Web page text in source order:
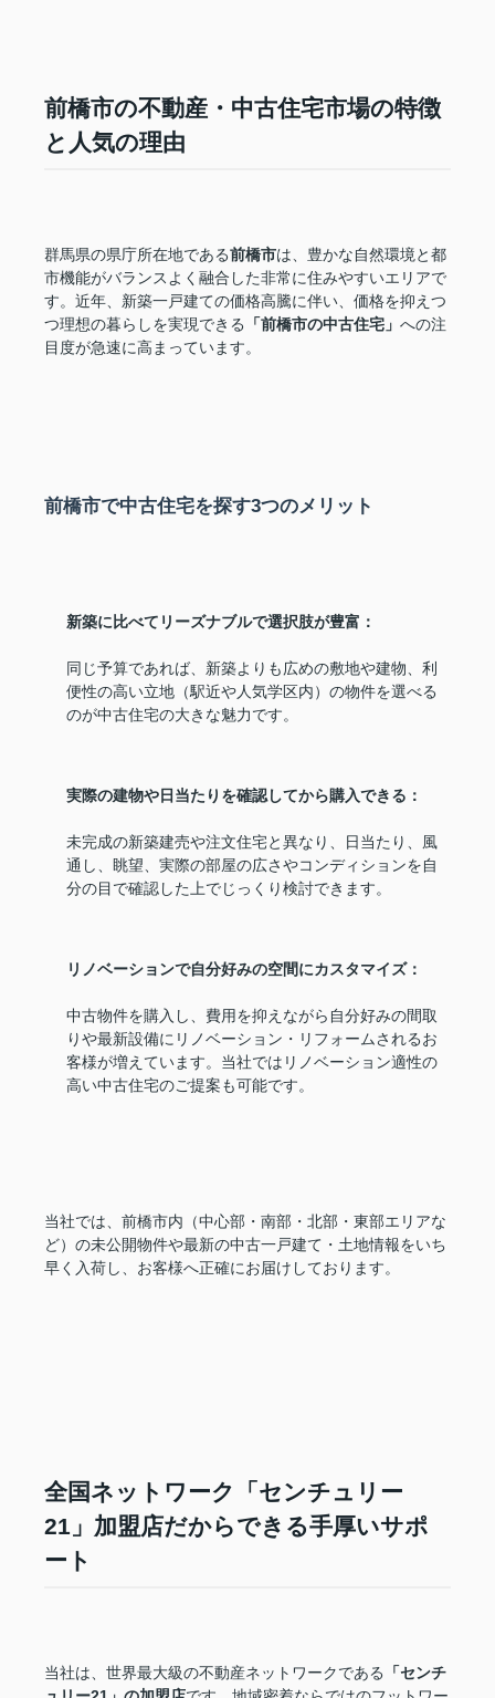
前橋市の不動産・中古住宅市場の特徴
と人気の理由
群馬県の県庁所在地である前橋市は、豊かな自然環境と都
市機能がバランスよく融合した非常に住みやすいエリアで
す。近年、新築一戸建ての価格高騰に伴い、価格を抑えつ
つ理想の暮らしを実現できる
「前橋市の中古住宅」 への注
目度が急速に高まっています。
前橋市で中古住宅を探す3つのメリット
新築に比べてリーズナブルで選択肢が豊富：
同じ予算であれば、新築よりも広めの敷地や建物、利
便性の高い立地（駅近や人気学区内）の物件を選べる
のが中古住宅の大きな魅力です。
実際の建物や日当たりを確認してから購入できる：
未完成の新築建売や注文住宅と異なり、日当たり、風
通し、眺望、実際の部屋の広さやコンディションを自
分の目で確認した上でじっくり検討できます。
リノベーションで自分好みの空間にカスタマイズ：
中古物件を購入し、費用を抑えながら自分好みの間取
りや最新設備にリノベーション・リフォームされるお
客様が増えています。当社ではリノベーション適性の
高い中古住宅のご提案も可能です。
当社では、前橋市内（中心部・南部・北部・東部エリアな
ど）の未公開物件や最新の中古一戸建て・土地情報をいち
早く入荷し、お客様へ正確にお届けしております。
全国ネットワーク「センチュリー
21」加盟店だからできる手厚いサポ
ート
当社は、世界最大級の不動産ネットワークである
「センチ